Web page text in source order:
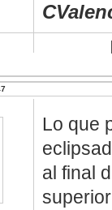
Lo que
al final